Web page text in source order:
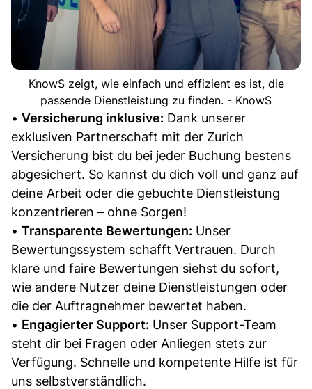
KnowS zeigt, wie einfach und effizient es ist, die
passende Dienstleistung zu finden. - KnowS
• Versicherung inklusive: Dank unserer
exklusiven Partnerschaft mit der Zurich
Versicherung bist du bei jeder Buchung bestens
abgesichert. So kannst du dich voll und ganz auf
deine Arbeit oder die gebuchte Dienstleistung
konzentrieren – ohne Sorgen!
• Transparente Bewertungen: Unser
Bewertungssystem schafft Vertrauen. Durch
klare und faire Bewertungen siehst du sofort,
wie andere Nutzer deine Dienstleistungen oder
die der Auftragnehmer bewertet haben.
• Engagierter Support: Unser Support-Team
steht dir bei Fragen oder Anliegen stets zur
Verfügung. Schnelle und kompetente Hilfe ist für
uns selbstverständlich.